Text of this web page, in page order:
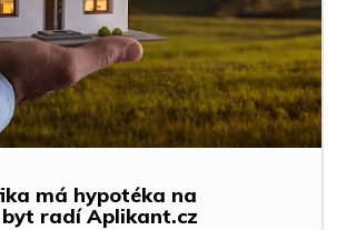
má hypotéka na
radí Aplikant.cz